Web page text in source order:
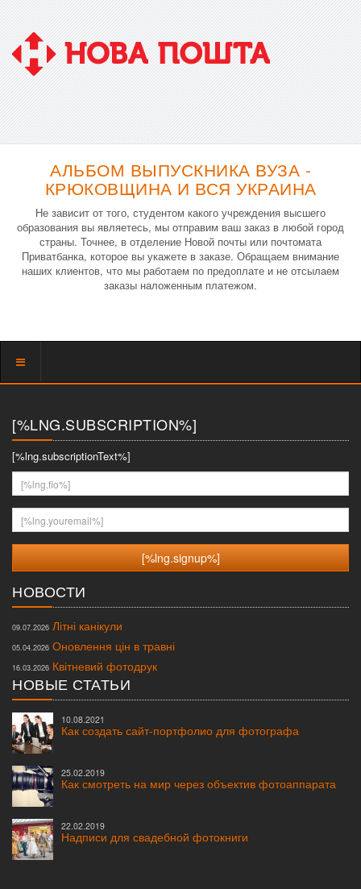
АЛЬБОМ ВЫПУСКНИКА ВУЗА -
КРЮКОВЩИНА И ВСЯ УКРАИНА
Не зависит от того, студентом какого учреждения высшего
образования вы являетесь, мы отправим ваш заказ в любой город
страны. Точнее, в отделение Новой почты или почтомата
Приватбанка, которое вы укажете в заказе. Обращаем внимание
наших клиентов, что мы работаем по предоплате и не отсылаем
заказы наложенным платежом.
Показать
[%LNG.SUBSCRIPTION%]
[%lng.subscriptionText%]
[%lng.fio%]
[%lng.youremail%]
НОВОСТИ
09.07.2026 Літні канікули
05.04.2026 Оновлення цін в травні
16.03.2026 Квітневий фотодрук
НОВЫЕ СТАТЬИ
10.08.2021
Как создать сайт-портфолио для фотографа
25.02.2019
Как смотреть на мир через объектив фотоаппарата
22.02.2019
Надписи для свадебной фотокниги